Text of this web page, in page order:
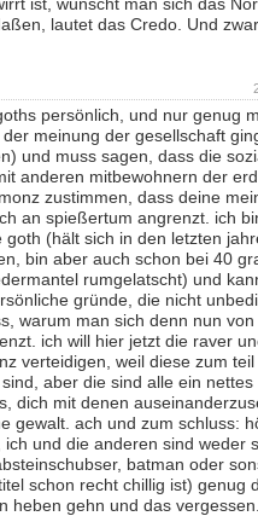
lautet das Credo. Und
persönlich, und nur genug
meinung der gesellschaft
und muss sagen, dass die
anderen mitbewohnern der
zustimmen, dass deine
an spießertum angrenzt. ich
goth (hält sich in den letzten
bin aber auch schon bei 40
rumgelatscht) und
gründe, die nicht
warum man sich denn nun
ich will hier jetzt die raver
verteidigen, weil diese zum teil
aber die sind alle ein nettes
dich mit denen
gewalt. ach und zum schluss:
und die anderen sind weder
batman oder
schon recht chillig ist) genug
heben gehn und das